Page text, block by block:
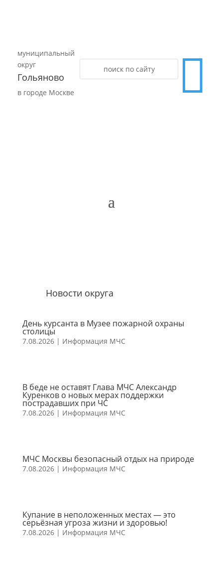
муниципальный
округ
Гольяново
в городе Москве 
Новости округа
День курсанта в Музее пожарной охраны
столицы
7.08.2026| Информация МЧС
В беде не оставят Глава МЧС Александр
Куренков о новых мерах поддержки
пострадавших при ЧС
7.08.2026| Информация МЧС
МЧС Москвы безопасный отдых на природе
7.08.2026| Информация МЧС
Купание в неположенных местах — это
серьёзная угроза жизни и здоровью!
7.08.2026| Информация МЧС